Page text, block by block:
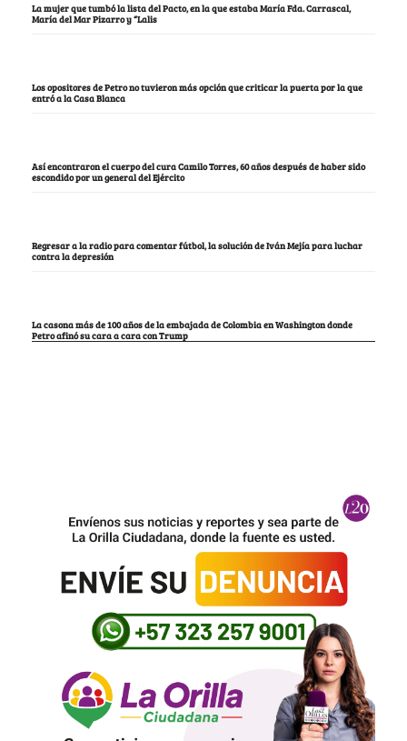
La mujer que tumbó la lista del Pacto, en la que estaba María Fda. Carrascal,
María del Mar Pizarro y “Lalis
Los opositores de Petro no tuvieron más opción que criticar la puerta por la que
entró a la Casa Blanca
Así encontraron el cuerpo del cura Camilo Torres, 60 años después de haber sido
escondido por un general del Ejército
Regresar a la radio para comentar fútbol, la solución de Iván Mejía para luchar
contra la depresión
La casona más de 100 años de la embajada de Colombia en Washington donde
Petro afinó su cara a cara con Trump